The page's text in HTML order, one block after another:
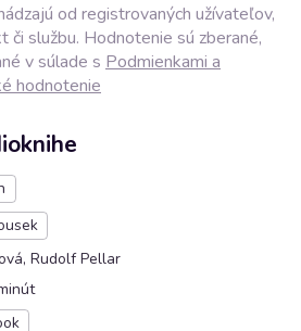
od registrovaných užívateľov,
či službu. Hodnotenie sú zberané,
v súlade s Podmienkami a
hodnotenie
Rudolf Pellar